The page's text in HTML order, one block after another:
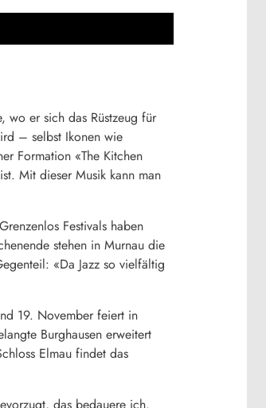
wo er sich das Rüstzeug für
– selbst Ikonen wie
Formation «The Kitchen
Mit dieser Musik kann man
Festivals haben
stehen in Murnau die
«Da Jazz so vielfältig
19. November feiert in
Burghausen erweitert
Elmau findet das
das bedauere ich.